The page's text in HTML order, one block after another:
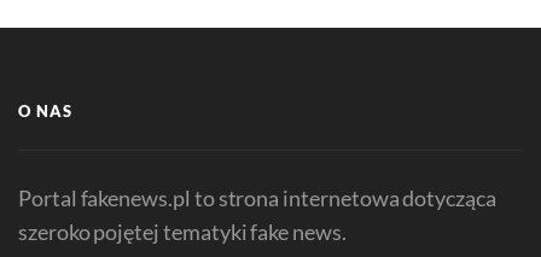
O NAS
Portal fakenews.pl to strona internetowa dotycząca
szeroko pojętej tematyki fake news.